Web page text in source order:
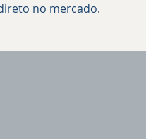
no mercado.